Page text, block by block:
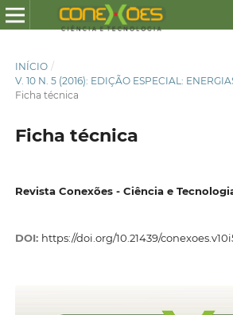
INÍCIO /
V. 10 N. 5 (2016): EDIÇÃO ESPECIAL:
Ficha técnica
Ficha técnica
Revista Conexões - Ciência e
DOI: https://doi.org/10.21439/